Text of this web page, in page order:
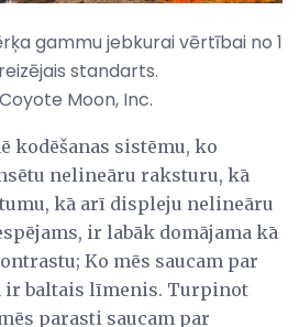
gammu jebkurai vērtībai no 1
standarts.
Moon, Inc.
kodēšanas sistēmu, ko
nelineāru raksturu, kā
kā arī displeju nelineāru
ir labāk domājama kā
Ko mēs saucam par
ir baltais līmenis. Turpinot
parasti saucam par